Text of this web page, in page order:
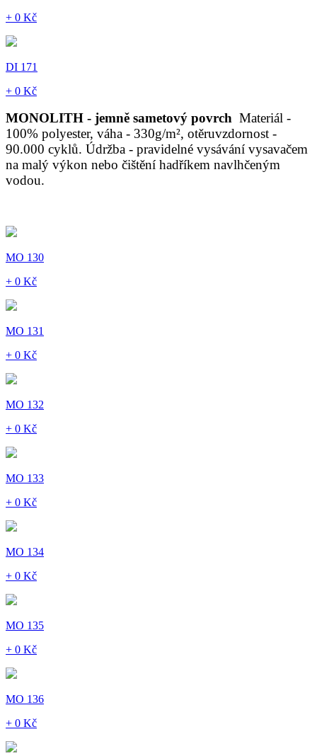
+ 0 Kč
DI 171
+ 0 Kč
MONOLITH - jemně sametový povrch Materiál -
100% polyester, váha - 330g/m², otěruvzdornost -
90.000 cyklů. Údržba - pravidelné vysávání vysavačem
na malý výkon nebo čištění hadříkem navlhčeným
vodou.
MO 130
+ 0 Kč
MO 131
+ 0 Kč
MO 132
+ 0 Kč
MO 133
+ 0 Kč
MO 134
+ 0 Kč
MO 135
+ 0 Kč
MO 136
+ 0 Kč